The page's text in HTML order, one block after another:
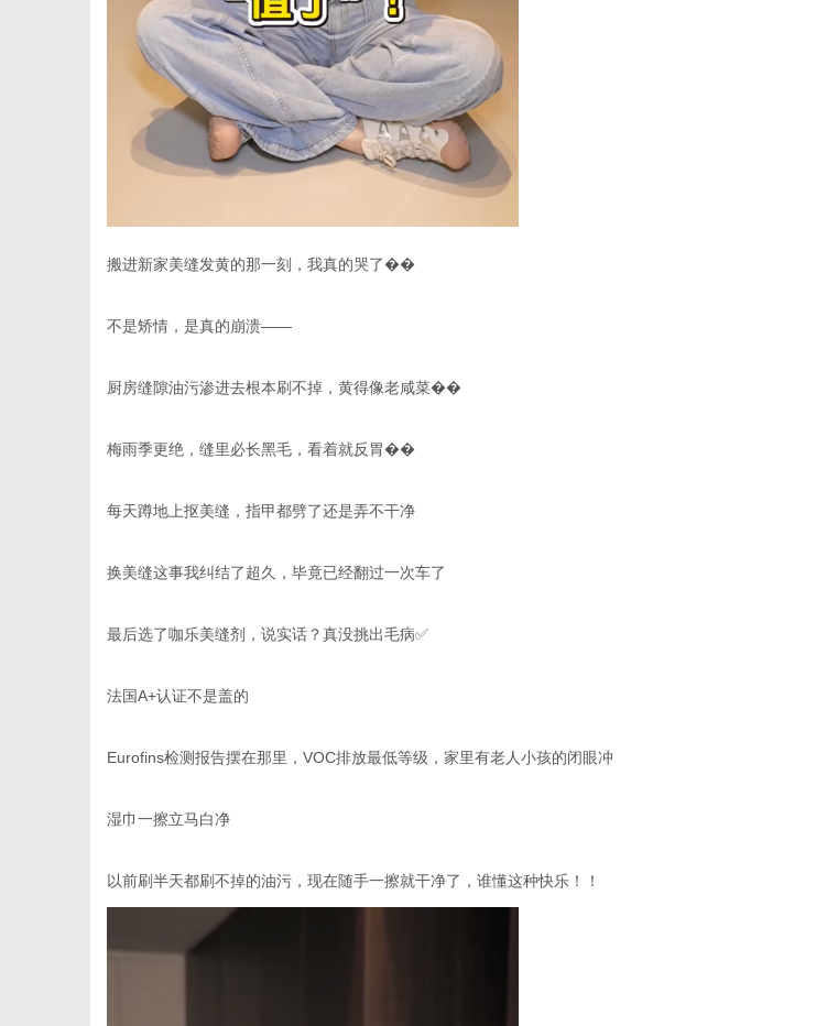
搬进新家美缝发黄的那一刻，我真的哭了��
不是矫情，是真的崩溃——
厨房缝隙油污渗进去根本刷不掉，黄得像老咸菜��
梅雨季更绝，缝里必长黑毛，看着就反胃��
每天蹲地上抠美缝，指甲都劈了还是弄不干净
换美缝这事我纠结了超久，毕竟已经翻过一次车了
最后选了咖乐美缝剂，说实话？真没挑出毛病✅
法国A+认证不是盖的
Eurofins检测报告摆在那里， VOC排放最低等级，家里有老人小孩的闭眼冲
湿巾一擦立马白净
以前刷半天都刷不掉的油污，现在随手一擦就干净了，谁懂这种快乐！！